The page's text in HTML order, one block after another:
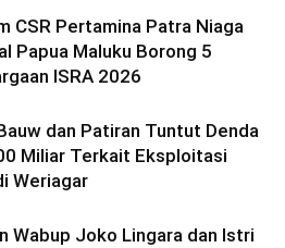
CSR Pertamina Patra Niaga
Papua Maluku Borong 5
ISRA 2026
dan Patiran Tuntut Denda
Miliar Terkait Eksploitasi
Weriagar
Wabup Joko Lingara dan Istri